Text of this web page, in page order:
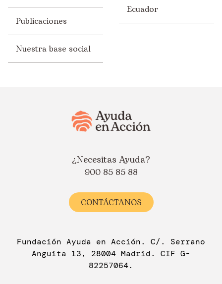
Publicaciones
Nuestra base social
Ecuador
¿Necesitas Ayuda?
900 85 85 88
CONTÁCTANOS
Fundación Ayuda en Acción. C/. Serrano
Anguita 13, 28004 Madrid. CIF G-
82257064.